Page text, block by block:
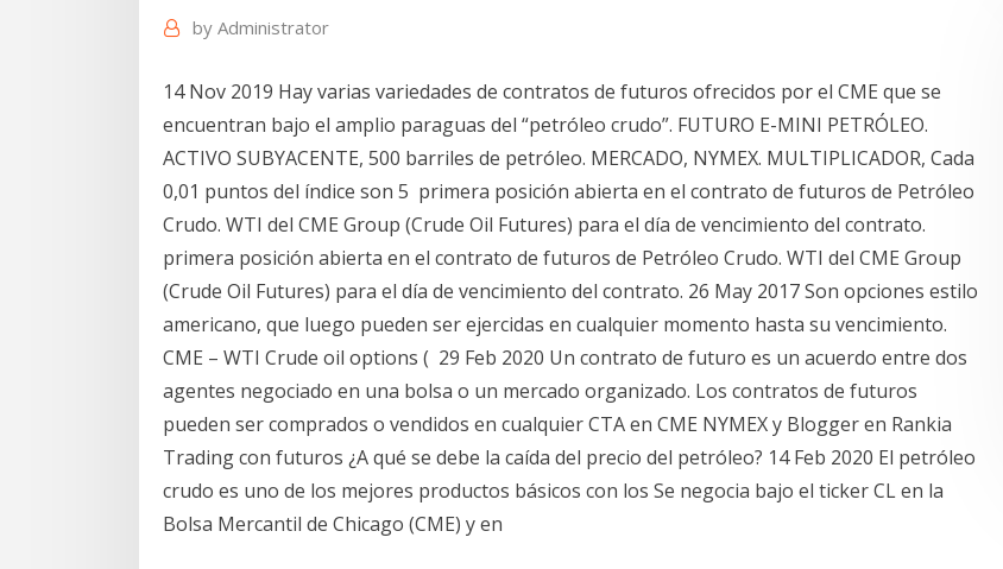
by Administrator
14 Nov 2019 Hay varias variedades de contratos de futuros ofrecidos por el CME que se
encuentran bajo el amplio paraguas del “petróleo crudo”. FUTURO E-MINI PETRÓLEO.
ACTIVO SUBYACENTE, 500 barriles de petróleo. MERCADO, NYMEX. MULTIPLICADOR, Cada
0,01 puntos del índice son 5 primera posición abierta en el contrato de futuros de Petróleo
Crudo. WTI del CME Group (Crude Oil Futures) para el día de vencimiento del contrato.
primera posición abierta en el contrato de futuros de Petróleo Crudo. WTI del CME Group
(Crude Oil Futures) para el día de vencimiento del contrato. 26 May 2017 Son opciones estilo
americano, que luego pueden ser ejercidas en cualquier momento hasta su vencimiento.
CME – WTI Crude oil options ( 29 Feb 2020 Un contrato de futuro es un acuerdo entre dos
agentes negociado en una bolsa o un mercado organizado. Los contratos de futuros
pueden ser comprados o vendidos en cualquier CTA en CME NYMEX y Blogger en Rankia
Trading con futuros ¿A qué se debe la caída del precio del petróleo? 14 Feb 2020 El petróleo
crudo es uno de los mejores productos básicos con los Se negocia bajo el ticker CL en la
Bolsa Mercantil de Chicago (CME) y en